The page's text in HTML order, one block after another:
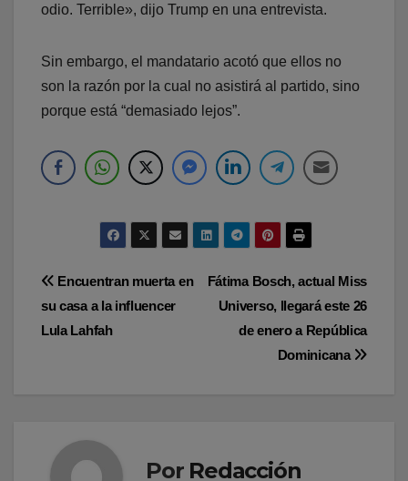
odio. Terrible», dijo Trump en una entrevista.
Sin embargo, el mandatario acotó que ellos no
son la razón por la cual no asistirá al partido, sino
porque está “demasiado lejos”.
Navegación
de
Fátima Bosch, actual Miss
Universo, llegará este 26
de enero a República
Dominicana
Encuentran muerta en
su casa a la influencer
Lula Lahfah
Por Redacción